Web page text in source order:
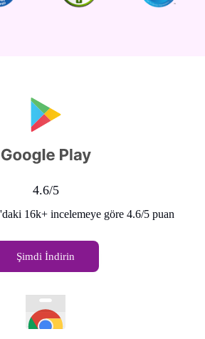
4.6/5
16k+ incelemeye göre 4.6/5 puan
Şimdi İndirin